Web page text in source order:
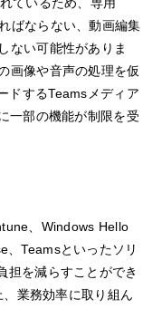
ているため、専用
ばならない、動画編集
ない可能性がありま
画像や音声の処理を仮
ドするTeamsメディア
一部の機能が制限を受
、Windows Hello
Teamsといったソリ
担を減らすことができ
業務効率に取り組ん